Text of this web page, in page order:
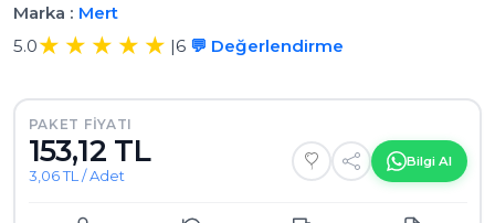
Marka : Mert
5.0
|6 💬 Değerlendirme
PAKET FIYATI
153,12 TL
3,06 TL / Adet
Bilgi Al